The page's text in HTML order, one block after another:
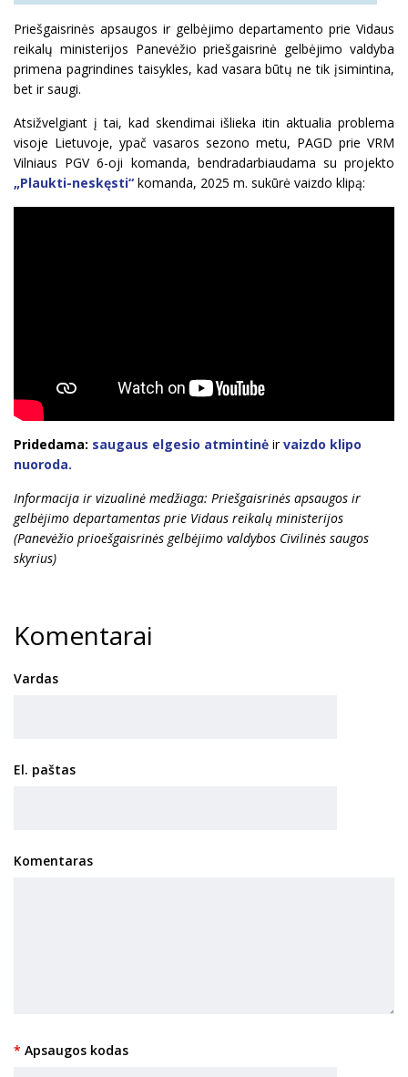
Priešgaisrinės apsaugos ir gelbėjimo departamento prie Vidaus
reikalų ministerijos Panevėžio priešgaisrinė gelbėjimo valdyba
primena pagrindines taisykles, kad vasara būtų ne tik įsimintina,
bet ir saugi.
Atsižvelgiant į tai, kad skendimai išlieka itin aktualia problema
visoje Lietuvoje, ypač vasaros sezono metu, PAGD prie VRM
Vilniaus PGV 6-oji komanda, bendradarbiaudama su projekto
„Plaukti-neskęsti“ komanda, 2025 m. sukūrė vaizdo klipą:
Pridedama: saugaus elgesio atmintinė irvaizdo klipo
nuoroda.
Informacija ir vizualinė medžiaga: Priešgaisrinės apsaugos ir
gelbėjimo departamentas prie Vidaus reikalų ministerijos
(Panevėžio prioešgaisrinės gelbėjimo valdybos Civilinės saugos
skyrius)
Komentarai
Vardas
El. paštas
Komentaras
Apsaugos kodas